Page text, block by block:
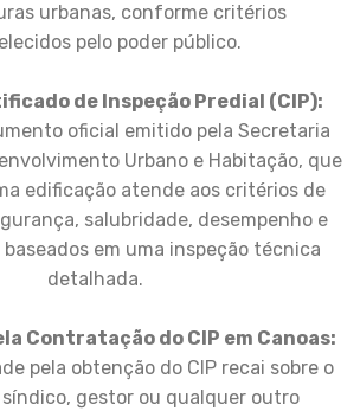
urbanas, conforme critérios
pelo poder público.
de Inspeção Predial (CIP):
oficial emitido pela Secretaria
Urbano e Habitação, que
edificação atende aos critérios de
salubridade, desempenho e
em uma inspeção técnica
detalhada.
Contratação do CIP em Canoas:
pela obtenção do CIP recai sobre o
gestor ou qualquer outro